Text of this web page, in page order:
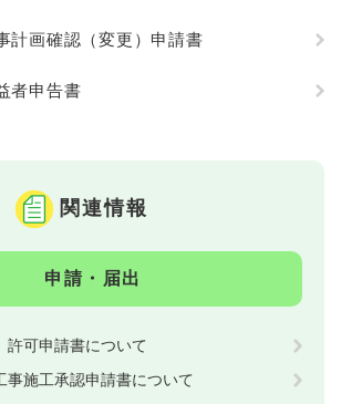
計画確認（変更）申請書
者申告書
関連情報
申請・届出
許可申請書について
事施工承認申請書について